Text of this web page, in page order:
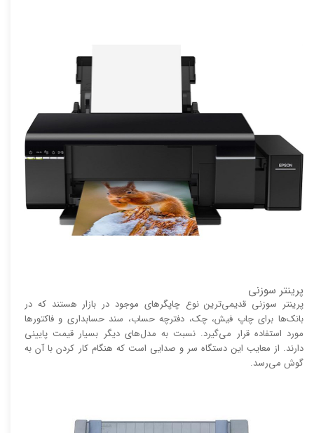
پرینتر سوزنی
پرینتر سوزنی قدیمی‌ترین نوع چاپگر‌های موجود در بازار هستند که در
بانک‌ها برای چاپ فیش، چک، دفترچه حساب، سند حسابداری و فاکتور‌ها
مورد استفاده قرار می‌گیرد. نسبت به مدل‌های دیگر بسیار قیمت پایینی
دارند. از معایب این دستگاه سر و صدایی است که هنگام کار کردن با آن به
گوش می‌رسد.